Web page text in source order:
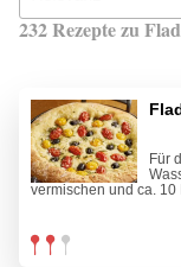
232 Rezepte zu
Für
vermischen und ca.